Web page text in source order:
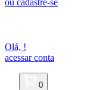
ou cadastre-se
Olá, !
acessar conta
0